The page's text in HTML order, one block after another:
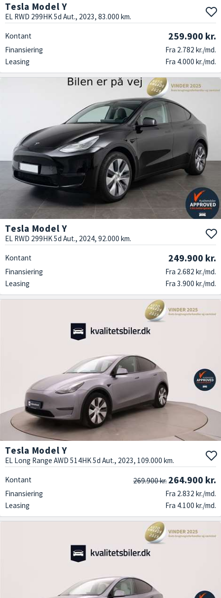
Tesla Model Y
EL RWD 299HK 5d Aut., 2023, 83.000 km.
Kontant 259.900 kr.
Finansiering
Fra 2.782 kr./md.
Leasing
Fra 4.000 kr./md.
Tesla Model Y
EL RWD 299HK 5d Aut., 2024, 92.000 km.
Kontant 249.900 kr.
Finansiering
Fra 2.682 kr./md.
Leasing
Fra 3.900 kr./md.
Tesla Model Y
EL Long Range AWD 514HK 5d Aut., 2023, 109.000 km.
Kontant 269.900 kr. 264.900 kr.
Finansiering
Fra 2.832 kr./md.
Leasing
Fra 4.100 kr./md.